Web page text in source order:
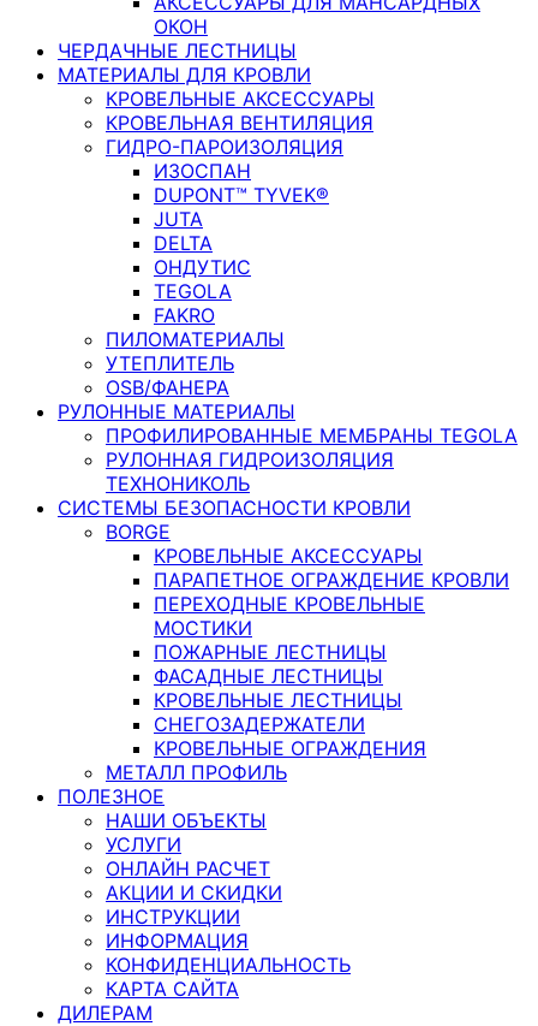
ОКОН
ЧЕРДАЧНЫЕ ЛЕСТНИЦЫ
МАТЕРИАЛЫ ДЛЯ КРОВЛИ
КРОВЕЛЬНЫЕ АКСЕССУАРЫ
КРОВЕЛЬНАЯ ВЕНТИЛЯЦИЯ
ГИДРО-ПАРОИЗОЛЯЦИЯ
ИЗОСПАН
DUPONT™ TYVEK®
JUTA
DELTA
ОНДУТИС
TEGOLA
FAKRO
ПИЛОМАТЕРИАЛЫ
УТЕПЛИТЕЛЬ
OSB/ФАНЕРА
РУЛОННЫЕ МАТЕРИАЛЫ
ПРОФИЛИРОВАННЫЕ МЕМБРАНЫ TEGOLA
РУЛОННАЯ ГИДРОИЗОЛЯЦИЯ
ТЕХНОНИКОЛЬ
СИСТЕМЫ БЕЗОПАСНОСТИ КРОВЛИ
BORGE
КРОВЕЛЬНЫЕ АКСЕССУАРЫ
ПАРАПЕТНОЕ ОГРАЖДЕНИЕ КРОВЛИ
ПЕРЕХОДНЫЕ КРОВЕЛЬНЫЕ
МОСТИКИ
ПОЖАРНЫЕ ЛЕСТНИЦЫ
ФАСАДНЫЕ ЛЕСТНИЦЫ
КРОВЕЛЬНЫЕ ЛЕСТНИЦЫ
СНЕГОЗАДЕРЖАТЕЛИ
КРОВЕЛЬНЫЕ ОГРАЖДЕНИЯ
МЕТАЛЛ ПРОФИЛЬ
ПОЛЕЗНОЕ
НАШИ ОБЪЕКТЫ
УСЛУГИ
ОНЛАЙН РАСЧЕТ
АКЦИИ И СКИДКИ
ИНСТРУКЦИИ
ИНФОРМАЦИЯ
КОНФИДЕНЦИАЛЬНОСТЬ
КАРТА САЙТА
ДИЛЕРАМ